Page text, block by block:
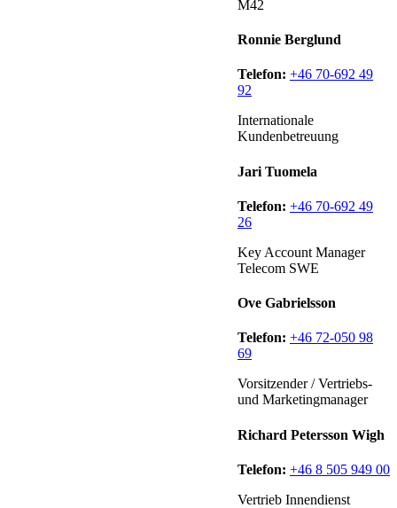
M42
Ronnie Berglund
Telefon: +46 70-692 49
92
Internationale
Kundenbetreuung
Jari Tuomela
Telefon: +46 70-692 49
26
Key Account Manager
Telecom SWE
Ove Gabrielsson
Telefon: +46 72-050 98
69
Vorsitzender / Vertriebs-
und Marketingmanager
Richard Petersson Wigh
Telefon: +46 8 505 949 00
Vertrieb Innendienst